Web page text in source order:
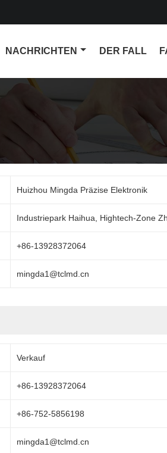
NACHRICHTEN DER FALL
Huizhou Mingda Präzise Elektronik
Industriepark Haihua, Hightech-Zone
+86-13928372064
mingda1@tclmd.cn
Verkauf
+86-13928372064
+86-752-5856198
mingda1@tclmd.cn